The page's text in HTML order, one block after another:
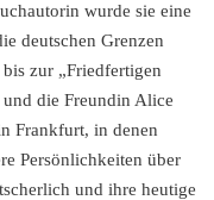
wurde sie eine
deutschen Grenzen
zur „Friedfertigen
die Freundin Alice
Frankfurt, in denen
Persönlichkeiten über
und ihre heutige